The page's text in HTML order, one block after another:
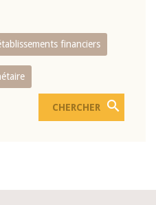
financiers